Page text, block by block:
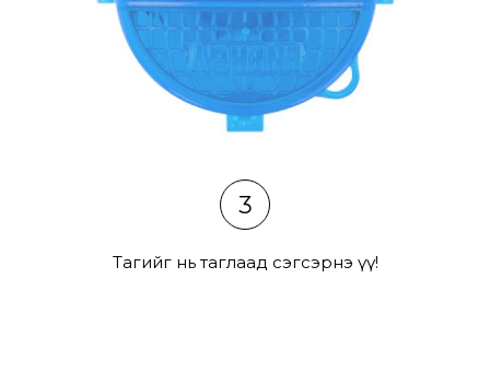
3
Тагийг нь таглаад сэгсэрнэ үү!